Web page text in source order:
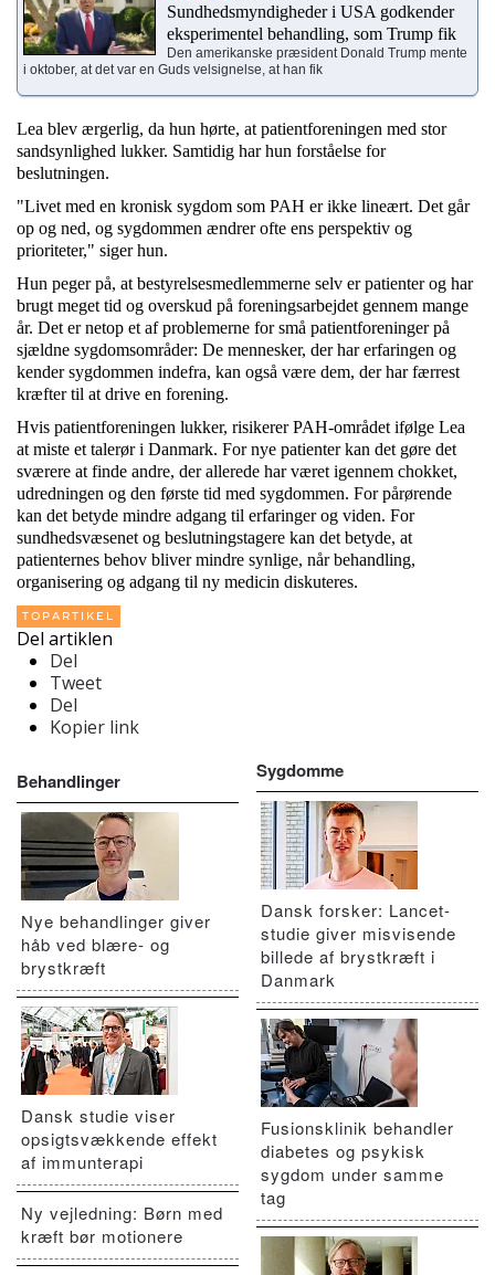
Sundhedsmyndigheder i USA godkender
eksperimentel behandling, som Trump fik
Den amerikanske præsident Donald Trump mente
i oktober, at det var en Guds velsignelse, at han fik
Lea blev ærgerlig, da hun hørte, at patientforeningen med stor
sandsynlighed lukker. Samtidig har hun forståelse for
beslutningen.
"Livet med en kronisk sygdom som PAH er ikke lineært. Det går
op og ned, og sygdommen ændrer ofte ens perspektiv og
prioriteter," siger hun.
Hun peger på, at bestyrelsesmedlemmerne selv er patienter og har
brugt meget tid og overskud på foreningsarbejdet gennem mange
år. Det er netop et af problemerne for små patientforeninger på
sjældne sygdomsområder: De mennesker, der har erfaringen og
kender sygdommen indefra, kan også være dem, der har færrest
kræfter til at drive en forening.
Hvis patientforeningen lukker, risikerer PAH-området ifølge Lea
at miste et talerør i Danmark. For nye patienter kan det gøre det
sværere at finde andre, der allerede har været igennem chokket,
udredningen og den første tid med sygdommen. For pårørende
kan det betyde mindre adgang til erfaringer og viden. For
sundhedsvæsenet og beslutningstagere kan det betyde, at
patienternes behov bliver mindre synlige, når behandling,
organisering og adgang til ny medicin diskuteres.
TOPARTIKEL
Del artiklen
Del
Tweet
Del
Kopier link
Behandlinger
Nye behandlinger giver
håb ved blære- og
brystkræft
Dansk studie viser
opsigtsvækkende effekt
af immunterapi
Ny vejledning: Børn med
kræft bør motionere
Sygdomme
Dansk forsker: Lancet-
studie giver misvisende
billede af brystkræft i
Danmark
Fusionsklinik behandler
diabetes og psykisk
sygdom under samme
tag